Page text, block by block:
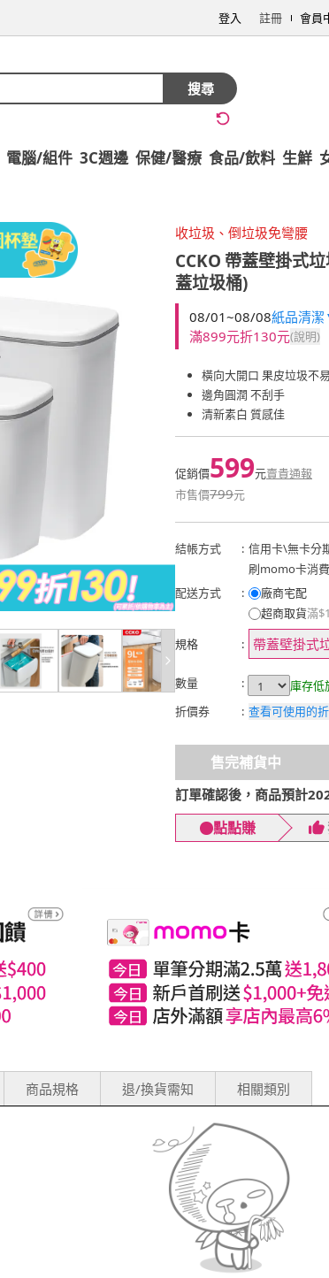
登入 註冊 會員
搜尋
電腦/組件 3C週邊 保健/醫療 食品/飲料 生鮮
收垃圾、倒垃圾免彎腰
CCKO 帶蓋壁掛式
蓋垃圾桶)
08/01~08/08紙品清
滿899元折130元(說明)
橫向大開口 果皮垃圾不
邊角圓潤 不刮手
清新素白 質感佳
促銷價599元賣貴通報
市售價799元
結帳方式 : 信用卡\無卡分
刷momo卡消
配送方式
:
廠商宅配
超商取貨滿
規格
: 帶蓋壁掛式
數量 :
庫存低
折價券
: 查看可使用的
售完補貨中
訂單確認後，商品預計
點點賺
商品規格 退/換貨需知 相關類別